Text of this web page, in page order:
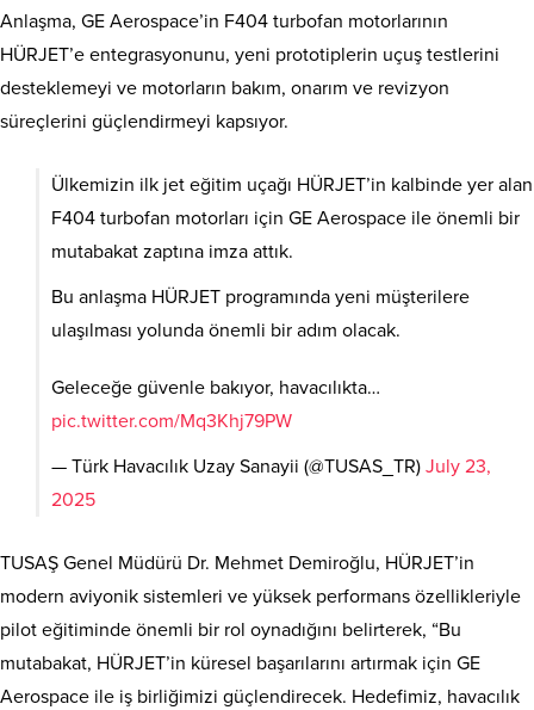
Anlaşma, GE Aerospace’in F404 turbofan motorlarının
HÜRJET’e entegrasyonunu, yeni prototiplerin uçuş testlerini
desteklemeyi ve motorların bakım, onarım ve revizyon
süreçlerini güçlendirmeyi kapsıyor.
Ülkemizin ilk jet eğitim uçağı HÜRJET’in kalbinde yer alan
F404 turbofan motorları için GE Aerospace ile önemli bir
mutabakat zaptına imza attık.
Bu anlaşma HÜRJET programında yeni müşterilere
ulaşılması yolunda önemli bir adım olacak.
Geleceğe güvenle bakıyor, havacılıkta…
pic.twitter.com/Mq3Khj79PW
— Türk Havacılık Uzay Sanayii (@TUSAS_TR) July 23,
2025
TUSAŞ Genel Müdürü Dr. Mehmet Demiroğlu, HÜRJET’in
modern aviyonik sistemleri ve yüksek performans özellikleriyle
pilot eğitiminde önemli bir rol oynadığını belirterek, “Bu
mutabakat, HÜRJET’in küresel başarılarını artırmak için GE
Aerospace ile iş birliğimizi güçlendirecek. Hedefimiz, havacılık